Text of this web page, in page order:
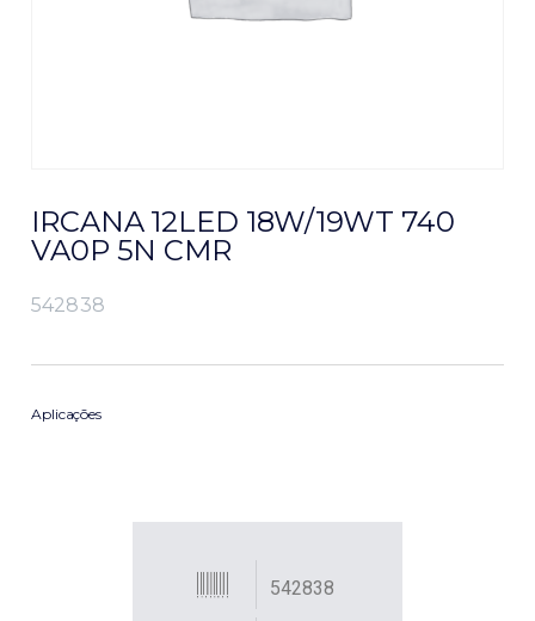
IRCANA 12LED 18W/19WT 740
VA0P 5N CMR
542838
Aplicações
542838